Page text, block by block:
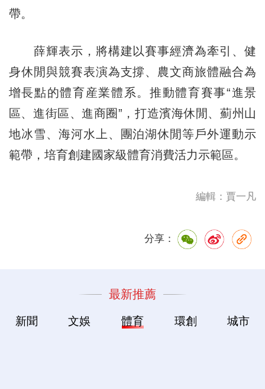
帶。
薛輝表示，將構建以賽事經濟為牽引、健
身休閒與競賽表演為支撐、農文商旅體融合為
增長點的體育産業體系。推動體育賽事“進景
區、進街區、進商圈”，打造濱海休閒、薊州山
地冰雪、海河水上、團泊湖休閒等戶外運動示
範帶，培育創建國家級體育消費活力示範區。
編輯：賈一凡
分享：
最新推薦
新聞 文娛 體育 環創 城市